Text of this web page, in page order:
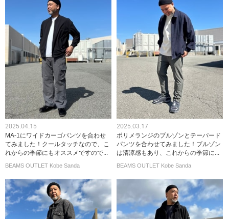
2025.04.15
MA-1にワイドカーゴパンツを合わせ
てみました！クールタッチなので、こ
れからの季節にもオススメですので...
BEAMS OUTLET Kobe Sanda
2025.03.17
ポリメランジのブルゾンとテーパード
パンツを合わせてみました！ブルゾン
は清涼感もあり、これからの季節に...
BEAMS OUTLET Kobe Sanda